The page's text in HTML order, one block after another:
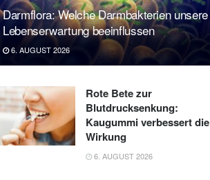
Darmflora: Welche Darmbakterien unsere
Lebenserwartung beeinflussen
6. AUGUST 2026
Rote Bete zur
Blutdrucksenkung:
Kaugummi verbessert die
Wirkung
6. AUGUST 2026